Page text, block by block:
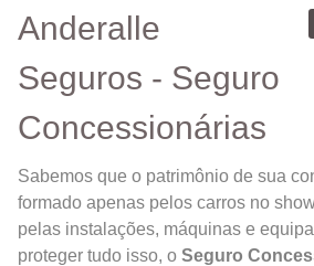
Anderalle
Seguros - Seguro
Concessionárias
Sabemos que o patrimônio de sua
formado apenas pelos carros no
pelas instalações, máquinas e
proteger tudo isso, oSeguro